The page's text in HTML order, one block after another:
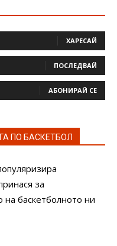
ХАРЕСАЙ
ПОСЛЕДВАЙ
АБОНИРАЙ СЕ
ПО БАСКЕТБОЛ
за
баскетболното ни